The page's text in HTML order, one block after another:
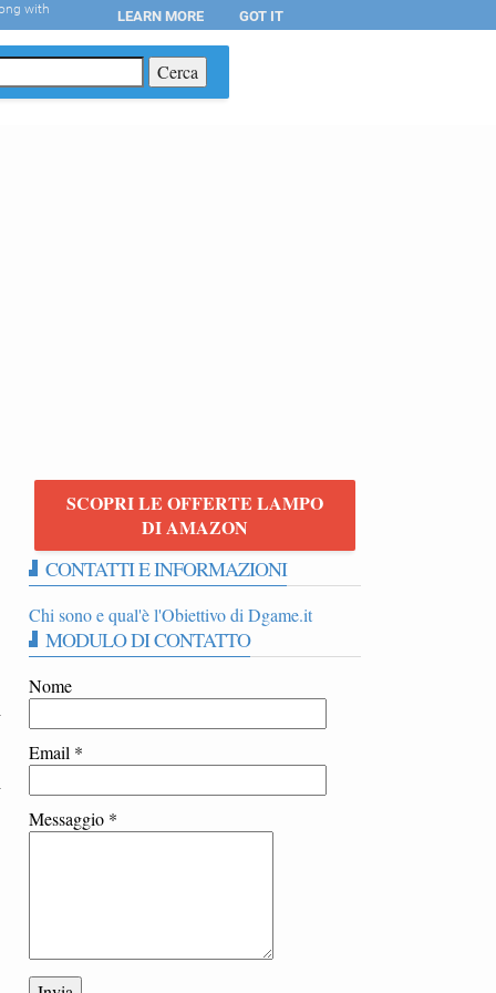
SCOPRI LE OFFERTE LAMPO
DI AMAZON
CONTATTI E INFORMAZIONI
Chi sono e qual'è l'Obiettivo di Dgame.it
MODULO DI CONTATTO
Nome
Email *
Messaggio *
with LEARN MORE GOT IT